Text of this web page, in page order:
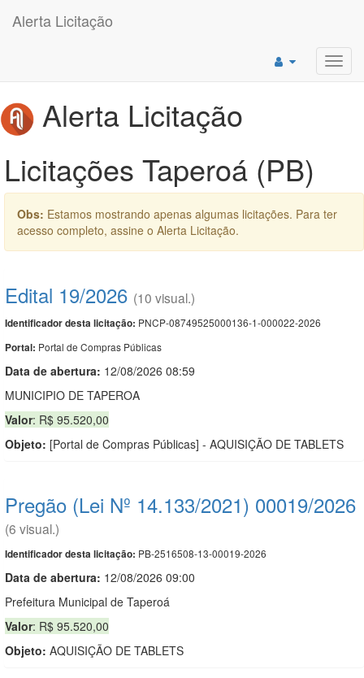
Alerta Licitação
Alerta Licitação
Licitações Taperoá (PB)
Obs: Estamos mostrando apenas algumas licitações. Para ter
acesso completo, assine o Alerta Licitação.
Edital 19/2026 (10 visual.)
Identificador desta licitação: PNCP-08749525000136-1-000022-2026
Portal: Portal de Compras Públicas
Data de abertura: 12/08/2026 08:59
MUNICIPIO DE TAPEROA
Valor: R$ 95.520,00
Objeto: [Portal de Compras Públicas] - AQUISIÇÃO DE TABLETS
Pregão (Lei Nº 14.133/2021) 00019/2026
(6 visual.)
Identificador desta licitação: PB-2516508-13-00019-2026
Data de abertura: 12/08/2026 09:00
Prefeitura Municipal de Taperoá
Valor: R$ 95.520,00
Objeto: AQUISIÇÃO DE TABLETS